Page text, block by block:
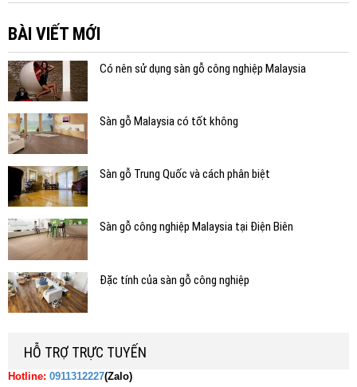
BÀI VIẾT MỚI
Có nên sử dụng sàn gỗ công nghiệp Malaysia
Sàn gỗ Malaysia có tốt không
Sàn gỗ Trung Quốc và cách phân biệt
Sàn gỗ công nghiệp Malaysia tại Điện Biên
Đặc tính của sàn gỗ công nghiệp
HỖ TRỢ TRỰC TUYẾN
Hotline: 0911312227(Zalo)